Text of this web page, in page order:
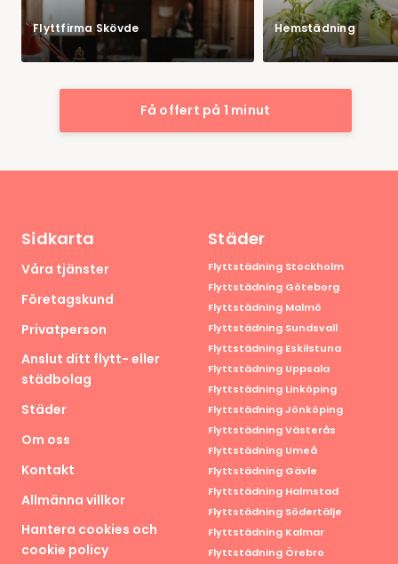
Flyttfirma Skövde Hemstädning
Få offert på 1 minut
Sidkarta
Våra tjänster
Företagskund
Privatperson
Anslut ditt flytt- eller
städbolag
Städer
Om oss
Kontakt
Allmänna villkor
Hantera cookies och
cookie policy
Städer
Flyttstädning Stockholm
Flyttstädning Göteborg
Flyttstädning Malmö
Flyttstädning Sundsvall
Flyttstädning Eskilstuna
Flyttstädning Uppsala
Flyttstädning Linköping
Flyttstädning Jönköping
Flyttstädning Västerås
Flyttstädning Umeå
Flyttstädning Gävle
Flyttstädning Halmstad
Flyttstädning Södertälje
Flyttstädning Kalmar
Flyttstädning Örebro